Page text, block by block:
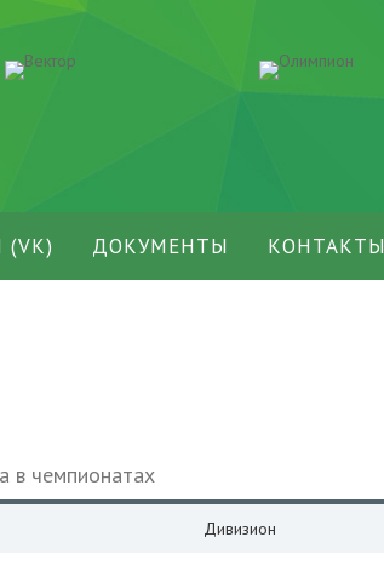
ДОКУМЕНТЫ КОНТАКТЫ
в чемпионатах
Дивизион